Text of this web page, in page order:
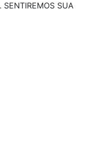
SENTIREMOS SUA